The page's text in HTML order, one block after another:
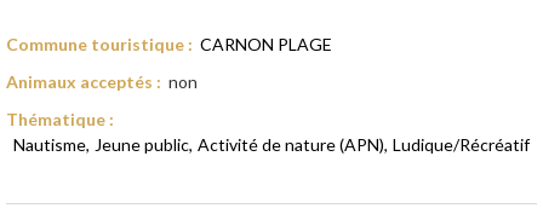
Commune touristique : CARNON PLAGE
Animaux acceptés : non
Thématique :
Nautisme Jeune public Activité de nature (APN) Ludique/Récréatif